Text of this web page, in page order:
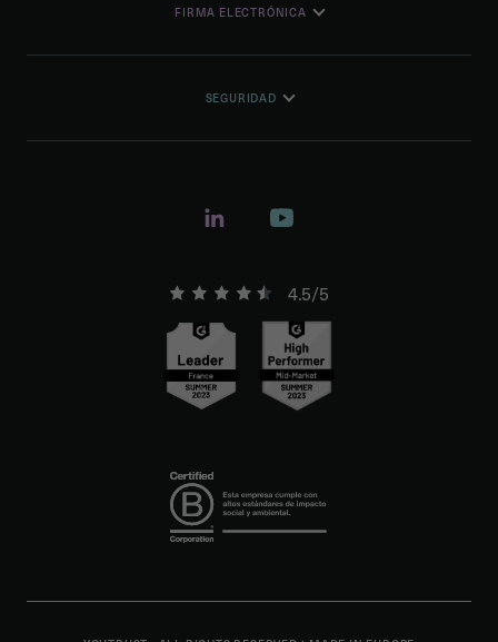
FIRMA ELECTRÓNICA
SEGURIDAD
4.5/5